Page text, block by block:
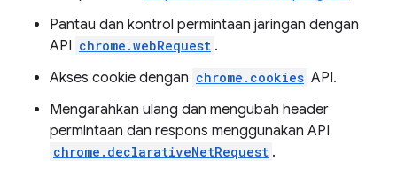
Pantau dan kontrol permintaan jaringan dengan
API chrome.webRequest .
Akses cookie dengan chrome.cookies API.
Mengarahkan ulang dan mengubah header
permintaan dan respons menggunakan API
chrome.declarativeNetRequest .